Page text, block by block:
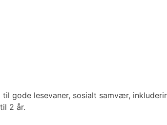
gode lesevaner, sosialt samvær,
2 år.